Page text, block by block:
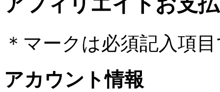
＊ マークは必須記入項
アカウント情報